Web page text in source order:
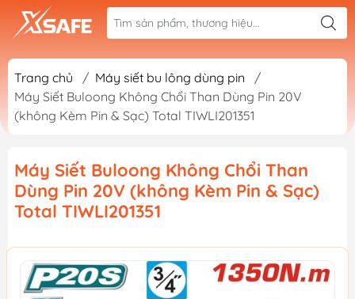
Trang chủ / Máy siết bu lông dùng pin
/
Máy Siết Buloong Không Chổi Than Dùng Pin 20V
(không Kèm Pin & Sạc) Total TIWLI201351
Máy Siết Buloong Không Chổi Than
Dùng Pin 20V (không Kèm Pin & Sạc)
Total TIWLI201351